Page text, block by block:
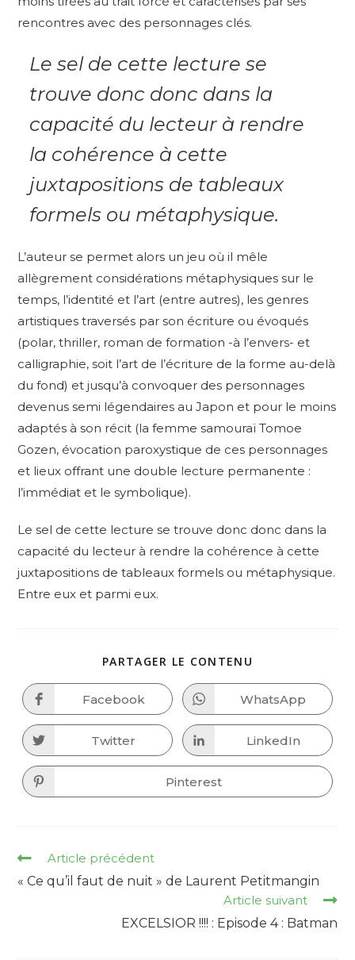
rencontres avec des personnages clés.
Le sel de cette lecture se
trouve donc donc dans la
capacité du lecteur à rendre
la cohérence à cette
juxtapositions de tableaux
formels ou métaphysique.
L’auteur se permet alors un jeu où il mêle
allègrement considérations métaphysiques sur le
temps, l’identité et l’art (entre autres), les genres
artistiques traversés par son écriture ou évoqués
(polar, thriller, roman de formation -à l’envers- et
calligraphie, soit l’art de l’écriture de la forme au-delà
du fond) et jusqu’à convoquer des personnages
devenus semi légendaires au Japon et pour le moins
adaptés à son récit (la femme samouraï Tomoe
Gozen, évocation paroxystique de ces personnages
et lieux offrant une double lecture permanente :
l’immédiat et le symbolique).
Le sel de cette lecture se trouve donc donc dans la
capacité du lecteur à rendre la cohérence à cette
juxtapositions de tableaux formels ou métaphysique.
Entre eux et parmi eux.
PARTAGER LE CONTENU
CONTENT
Opens
in
a
new
window
Facebook Opens
in
a
new
window
WhatsApp
Opens
in
a
Twitter Opens
in
a
LinkedIn
Opens
in
Pinterest
Read
more
articles
Article précédent
« Ce qu’il faut de nuit » de Laurent Petitmangin
Article suivant
EXCELSIOR !!!! : Episode 4 : Batman